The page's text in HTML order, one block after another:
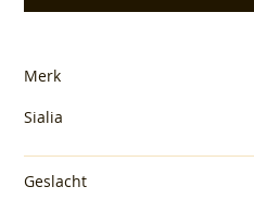
Merk
Sialia
Geslacht